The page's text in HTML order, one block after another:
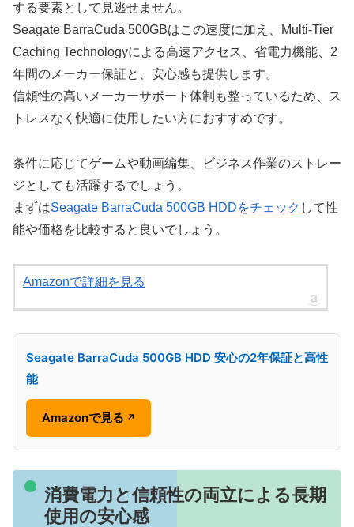
する要素として見逃せません。
Seagate BarraCuda 500GBはこの速度に加え、Multi-Tier
Caching Technologyによる高速アクセス、省電力機能、2
年間のメーカー保証と、安心感も提供します。
信頼性の高いメーカーサポート体制も整っているため、ス
トレスなく快適に使用したい方におすすめです。
条件に応じてゲームや動画編集、ビジネス作業のストレー
ジとしても活躍するでしょう。
まずはSeagate BarraCuda 500GB HDDをチェック して性
能や価格を比較すると良いでしょう。
Amazonで詳細を見る
Seagate BarraCuda 500GB HDD 安心の2年保証と高性
能
Amazonで見る ↗
消費電力と信頼性の両立による長期
使用の安心感